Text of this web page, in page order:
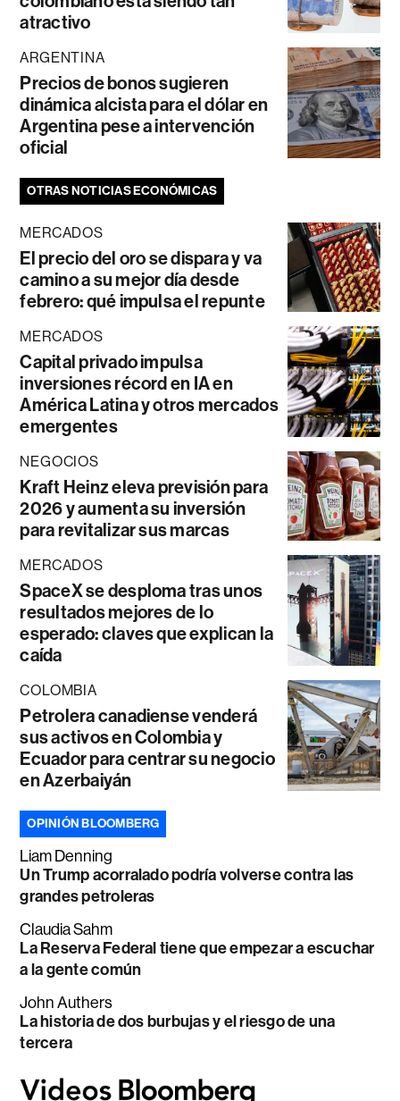
atractivo
ARGENTINA
Precios de bonos sugieren
dinámica alcista para el dólar en
Argentina pese a intervención
oficial
OTRAS NOTICIAS ECONÓMICAS
MERCADOS
El precio del oro se dispara y va
camino a su mejor día desde
febrero: qué impulsa el repunte
MERCADOS
Capital privado impulsa
inversiones récord en IA en
América Latina y otros mercados
emergentes
NEGOCIOS
Kraft Heinz eleva previsión para
2026 y aumenta su inversión
para revitalizar sus marcas
MERCADOS
SpaceX se desploma tras unos
resultados mejores de lo
esperado: claves que explican la
caída
COLOMBIA
Petrolera canadiense venderá
sus activos en Colombia y
Ecuador para centrar su negocio
en Azerbaiyán
OPINIÓN BLOOMBERG
Liam Denning
Un Trump acorralado podría volverse contra las
grandes petroleras
Claudia Sahm
La Reserva Federal tiene que empezar a escuchar
a la gente común
John Authers
La historia de dos burbujas y el riesgo de una
tercera